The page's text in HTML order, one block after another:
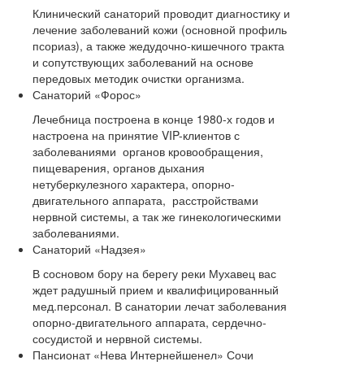
Клинический санаторий проводит диагностику и
лечение заболеваний кожи (основной профиль
псориаз), а также жедудочно-кишечного тракта
и сопутствующих заболеваний на основе
передовых методик очистки организма.
Санаторий «Форос»
Лечебница построена в конце 1980-х годов и
настроена на принятие VIP-клиентов с
заболеваниями органов кровообращения,
пищеварения, органов дыхания
нетуберкулезного характера, опорно-
двигательного аппарата, расстройствами
нервной системы, а так же гинекологическими
заболеваниями.
Санаторий «Надзея»
В сосновом бору на берегу реки Мухавец вас
ждет радушный прием и квалифицированный
мед.персонал. В санатории лечат заболевания
опорно-двигательного аппарата, сердечно-
сосудистой и нервной системы.
Пансионат «Нева Интернейшенел» Сочи